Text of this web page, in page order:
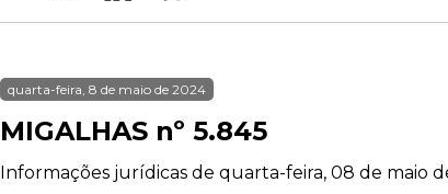
quarta-feira, 8 de maio de 2024
MIGALHAS nº 5.845
Informações jurídicas de quarta-feira, 08 de maio